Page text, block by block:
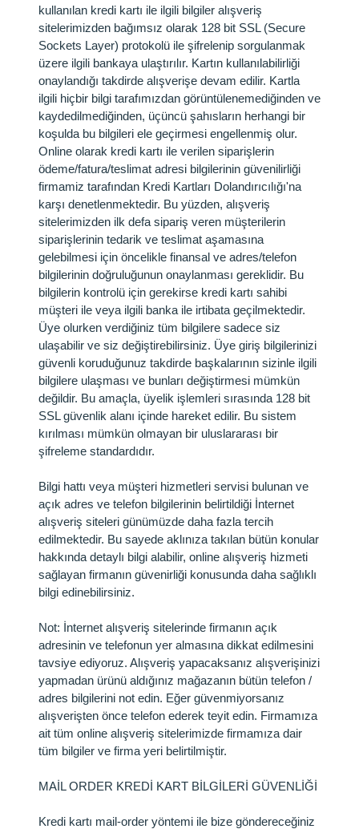
kullanılan kredi kartı ile ilgili bilgiler alışveriş
sitelerimizden bağımsız olarak 128 bit SSL (Secure
Sockets Layer) protokolü ile şifrelenip sorgulanmak
üzere ilgili bankaya ulaştırılır. Kartın kullanılabilirliği
onaylandığı takdirde alışverişe devam edilir. Kartla
ilgili hiçbir bilgi tarafımızdan görüntülenemediğinden ve
kaydedilmediğinden, üçüncü şahısların herhangi bir
koşulda bu bilgileri ele geçirmesi engellenmiş olur.
Online olarak kredi kartı ile verilen siparişlerin
ödeme/fatura/teslimat adresi bilgilerinin güvenilirliği
firmamiz tarafından Kredi Kartları Dolandırıcılığı'na
karşı denetlenmektedir. Bu yüzden, alışveriş
sitelerimizden ilk defa sipariş veren müşterilerin
siparişlerinin tedarik ve teslimat aşamasına
gelebilmesi için öncelikle finansal ve adres/telefon
bilgilerinin doğruluğunun onaylanması gereklidir. Bu
bilgilerin kontrolü için gerekirse kredi kartı sahibi
müşteri ile veya ilgili banka ile irtibata geçilmektedir.
Üye olurken verdiğiniz tüm bilgilere sadece siz
ulaşabilir ve siz değiştirebilirsiniz. Üye giriş bilgilerinizi
güvenli koruduğunuz takdirde başkalarının sizinle ilgili
bilgilere ulaşması ve bunları değiştirmesi mümkün
değildir. Bu amaçla, üyelik işlemleri sırasında 128 bit
SSL güvenlik alanı içinde hareket edilir. Bu sistem
kırılması mümkün olmayan bir uluslararası bir
şifreleme standardıdır.
Bilgi hattı veya müşteri hizmetleri servisi bulunan ve
açık adres ve telefon bilgilerinin belirtildiği İnternet
alışveriş siteleri günümüzde daha fazla tercih
edilmektedir. Bu sayede aklınıza takılan bütün konular
hakkında detaylı bilgi alabilir, online alışveriş hizmeti
sağlayan firmanın güvenirliği konusunda daha sağlıklı
bilgi edinebilirsiniz.
Not: İnternet alışveriş sitelerinde firmanın açık
adresinin ve telefonun yer almasına dikkat edilmesini
tavsiye ediyoruz. Alışveriş yapacaksanız alışverişinizi
yapmadan ürünü aldığınız mağazanın bütün telefon /
adres bilgilerini not edin. Eğer güvenmiyorsanız
alışverişten önce telefon ederek teyit edin. Firmamıza
ait tüm online alışveriş sitelerimizde firmamıza dair
tüm bilgiler ve firma yeri belirtilmiştir.
MAİL ORDER KREDİ KART BİLGİLERİ GÜVENLİĞİ
Kredi kartı mail-order yöntemi ile bize göndereceğiniz